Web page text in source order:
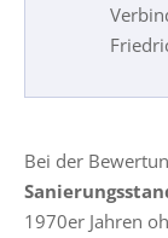
Bei der
1970er Jahren